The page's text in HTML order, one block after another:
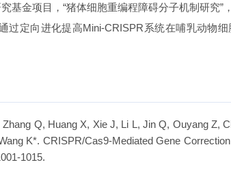
基金项目，“猪体细胞重编程障碍分子机制研究”，
过定向进化提高Mini-CRISPR系统在哺乳动物
Q, Huang X, Xie J, Li L, Jin Q, Ouyang Z,
K*. CRISPR/Cas9-Mediated Gene
1015.